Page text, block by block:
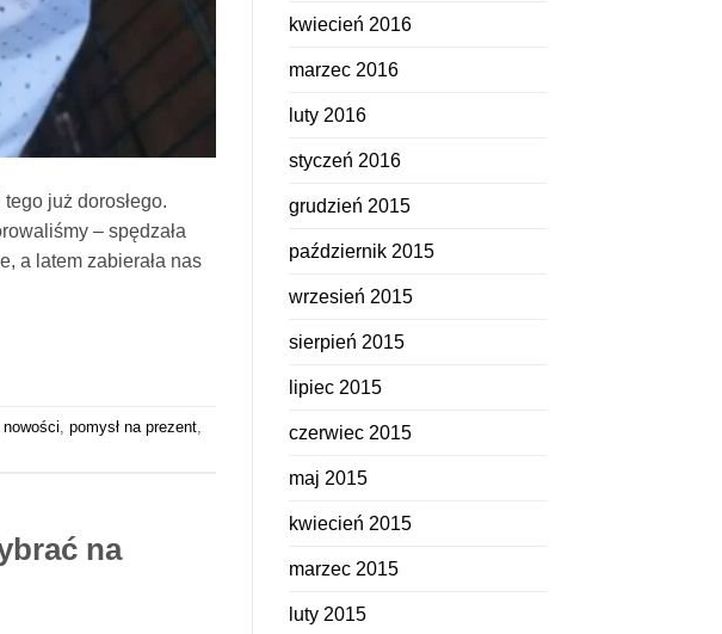
już dorosłego.
– spędzała
a latem zabierała nas
nowości pomysł na prezent
na
kwiecień 2016
marzec 2016
luty 2016
styczeń 2016
grudzień 2015
październik 2015
wrzesień 2015
sierpień 2015
lipiec 2015
czerwiec 2015
maj 2015
kwiecień 2015
marzec 2015
luty 2015